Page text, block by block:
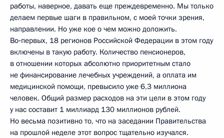
работы, наверное, давать еще преждевременно. Мы только
делаем первые шаги в правильном, с моей точки зрения,
направлении. Но уже кое о чем можно доложить.
Во‑первых, 18 регионов Российской Федерации в этом году
включены в такую работу. Количество пенсионеров,
в отношении которых абсолютно приоритетным стало
не финансирование лечебных учреждений, а оплата им
медицинской помощи, превысило уже 6,3 миллиона
человек. Общий размер расходов на эти цели в этом году
у нас составит 1 миллиард 130 миллионов рублей.
Но весьма позитивно то, что на заседании Правительства
на прошлой неделе этот вопрос тщательно изучался.